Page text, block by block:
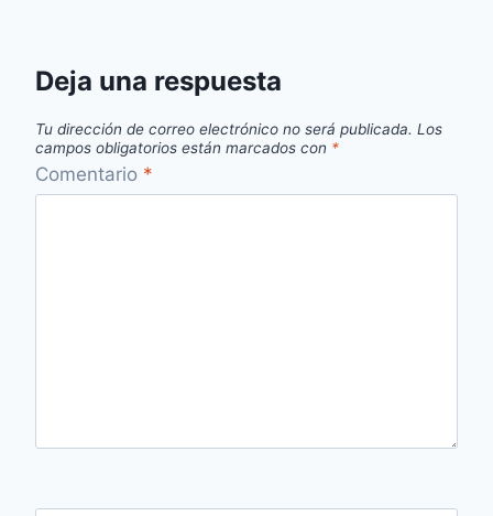
Deja una respuesta
Tu dirección de correo electrónico no será publicada. Los
campos obligatorios están marcados con *
Comentario *